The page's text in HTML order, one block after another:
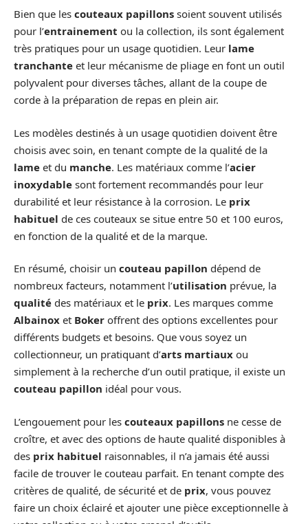
Bien que les couteaux papillons soient souvent utilisés
pour l’entrainement ou la collection, ils sont également
très pratiques pour un usage quotidien. Leur lame
tranchante et leur mécanisme de pliage en font un outil
polyvalent pour diverses tâches, allant de la coupe de
corde à la préparation de repas en plein air.
Les modèles destinés à un usage quotidien doivent être
choisis avec soin, en tenant compte de la qualité de la
lame et du manche. Les matériaux comme l’acier
inoxydable sont fortement recommandés pour leur
durabilité et leur résistance à la corrosion. Le prix
habituel de ces couteaux se situe entre 50 et 100 euros,
en fonction de la qualité et de la marque.
En résumé, choisir un couteau papillon dépend de
nombreux facteurs, notamment l’utilisation prévue, la
qualité des matériaux et le prix. Les marques comme
Albainox et Boker offrent des options excellentes pour
différents budgets et besoins. Que vous soyez un
collectionneur, un pratiquant d’arts martiaux ou
simplement à la recherche d’un outil pratique, il existe un
couteau papillon idéal pour vous.
L’engouement pour les couteaux papillons ne cesse de
croître, et avec des options de haute qualité disponibles à
des prix habituel raisonnables, il n’a jamais été aussi
facile de trouver le couteau parfait. En tenant compte des
critères de qualité, de sécurité et de prix, vous pouvez
faire un choix éclairé et ajouter une pièce exceptionnelle à